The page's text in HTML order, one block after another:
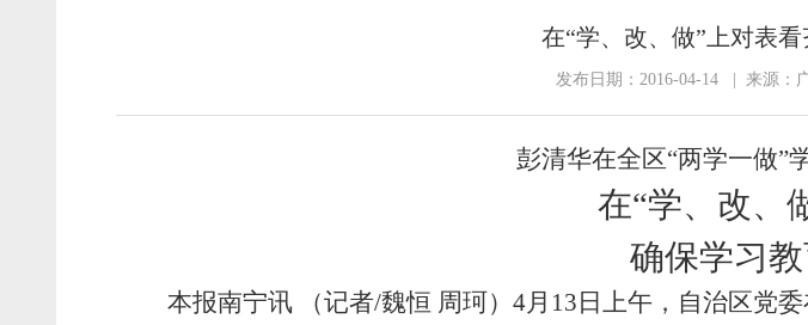
在“学、改、做”上对表
发布日期：2016-04-14 | 来源：
彭清华在全区“两学一做”
在“学、改、
确保学习
本报南宁讯 （记者/魏恒 周珂） 4月 13 日上午，自治区党